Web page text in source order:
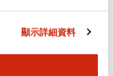
顯示詳細資料